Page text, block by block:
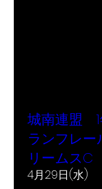
城南連盟
ランフレ
リームスC
4月29日(水)